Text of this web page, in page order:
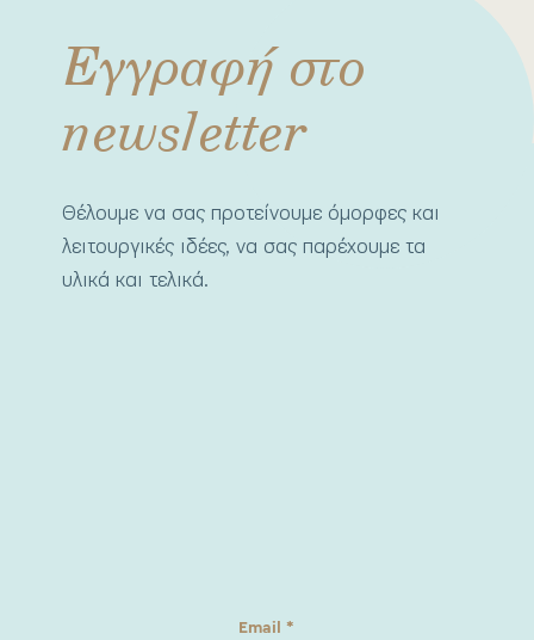
Εγγραφή στο
newsletter
Θέλουμε να σας προτείνουμε όμορφες και
λειτουργικές ιδέες, να σας παρέχουμε τα
υλικά και τελικά.